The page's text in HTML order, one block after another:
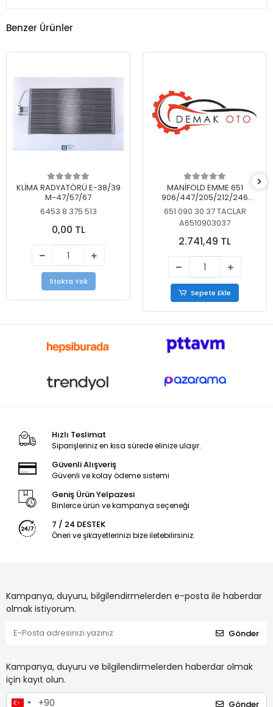
Benzer Ürünler
KLİMA RADYATÖRÜ E-38/39
M-47/57/67
6453 8 375 513
0,00 TL
Stokta Yok
MANİFOLD EMME 651
906/447/205/212/246
KELEBEKSİZ
651 090 30 37 TACLAR
A6510903037
2.741,49 TL
Sepete Ekle
Hızlı Teslimat
Siparişleriniz en kısa sürede elinize ulaşır.
Güvenli Alışveriş
Güvenli ve kolay ödeme sistemi
Geniş Ürün Yelpazesi
Binlerce ürün ve kampanya seçeneği
7 / 24 DESTEK
Öneri ve şikayetlerinizi bize iletebilirsiniz.
Kampanya, duyuru, bilgilendirmelerden e-posta ile haberdar
olmak istiyorum.
Gönder
Kampanya, duyuru ve bilgilendirmelerden haberdar olmak
için kayıt olun.
Gönder